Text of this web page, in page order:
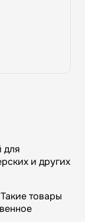
для
и других
товары